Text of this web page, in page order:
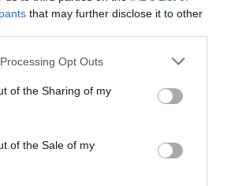
that may further disclose it to other
Opt Outs
of the Sharing of my
of the Sale of my
Άρθρα